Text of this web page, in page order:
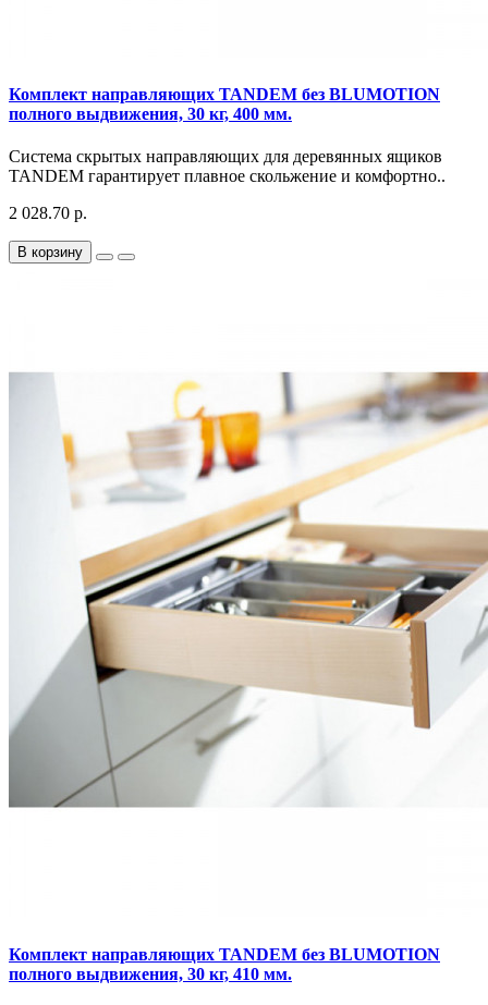
Комплект направляющих TANDEM без BLUMOTION
полного выдвижения, 30 кг, 400 мм.
Система скрытых направляющих для деревянных ящиков
TANDEM гарантирует плавное скольжение и комфортно..
2 028.70 р.
В корзину
Комплект направляющих TANDEM без BLUMOTION
полного выдвижения, 30 кг, 410 мм.